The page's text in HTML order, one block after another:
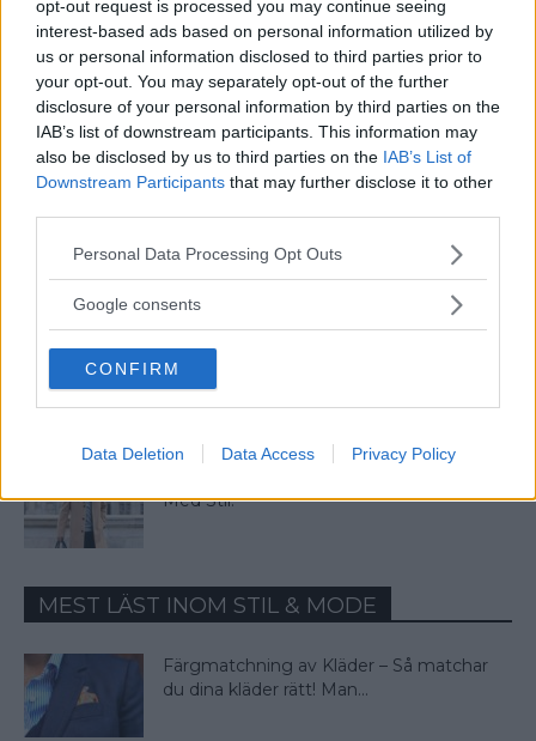
opt-out request is processed you may continue seeing
interest-based ads based on personal information utilized by
us or personal information disclosed to third parties prior to
your opt-out. You may separately opt-out of the further
disclosure of your personal information by third parties on the
IAB’s list of downstream participants. This information may
also be disclosed by us to third parties on the IAB’s List of
Downstream Participants that may further disclose it to other
Please note that this website/app uses one or more Google
not limited to your visit or usage behaviour. You may click to
use your data for below specified purposes in below Google
consent section.
Personal Data Processing Opt Outs
Google consents
CONFIRM
Data Deletion Data Access Privacy Policy
5 Tidlösa Frisyrer För Män Som Aldrig Blir
Omoderna
Klädkod Sommarfin – Vad Betyder Det
Och Hur Ska Du Klä...
Så Lär Du Dig Mycket På Kort Tid – Enligt
Färgmatchning av Kläder – Så matchar
du dina kläder rätt! Man...
Med Stil!
MEST LÄST INOM STIL & MODE
Färgmatchning av Kläder – Så matchar
du dina kläder rätt! Man...